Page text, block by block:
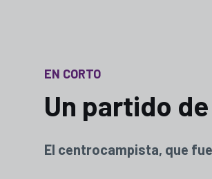
EN CORTO
Un partido
El centrocampista, que